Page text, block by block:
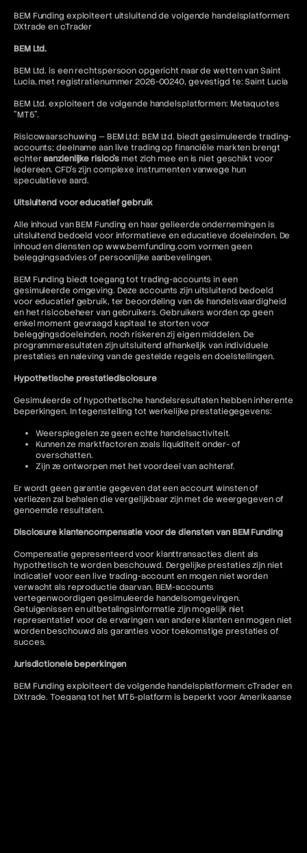
BEM Funding exploiteert uitsluitend de volgende handelsplatformen:
DXtrade en cTrader
BEM Ltd.
BEM Ltd. is een rechtspersoon opgericht naar de wetten van Saint
Lucia, met registratienummer 2026-00240, gevestigd te: Saint Lucia
BEM Ltd. exploiteert de volgende handelsplatformen: Metaquotes
"MT5".
Risicowaarschuwing — BEM Ltd: BEM Ltd. biedt gesimuleerde trading-
accounts; deelname aan live trading op financiële markten brengt
echteraanzienlijke risico'smet zich mee en is niet geschikt voor
iedereen. CFD's zijn complexe instrumenten vanwege hun
speculatieve aard.
Uitsluitend voor educatief gebruik
Alle inhoud van BEM Funding en haar gelieerde ondernemingen is
uitsluitend bedoeld voor informatieve en educatieve doeleinden. De
inhoud en diensten op www.bemfunding.com vormen geen
beleggingsadvies of persoonlijke aanbevelingen.
BEM Funding biedt toegang tot trading-accounts in een
gesimuleerde omgeving. Deze accounts zijn uitsluitend bedoeld
voor educatief gebruik, ter beoordeling van de handelsvaardigheid
en het risicobeheer van gebruikers. Gebruikers worden op geen
enkel moment gevraagd kapitaal te storten voor
beleggingsdoeleinden, noch riskeren zij eigen middelen. De
programmaresultaten zijn uitsluitend afhankelijk van individuele
prestaties en naleving van de gestelde regels en doelstellingen.
Hypothetische prestatiedisclosure
Gesimuleerde of hypothetische handelsresultaten hebben inherente
beperkingen. In tegenstelling tot werkelijke prestatiegegevens:
Weerspiegelen ze geen echte handelsactiviteit.
Kunnen ze marktfactoren zoals liquiditeit onder- of
overschatten.
Zijn ze ontworpen met het voordeel van achteraf.
Er wordt geen garantie gegeven dat een account winsten of
verliezen zal behalen die vergelijkbaar zijn met de weergegeven of
genoemde resultaten.
Disclosure klantencompensatie voor de diensten van BEM Funding
Compensatie gepresenteerd voor klanttransacties dient als
hypothetisch te worden beschouwd. Dergelijke prestaties zijn niet
indicatief voor een live trading-account en mogen niet worden
verwacht als reproductie daarvan. BEM-accounts
vertegenwoordigen gesimuleerde handelsomgevingen.
Getuigenissen en uitbetalingsinformatie zijn mogelijk niet
representatief voor de ervaringen van andere klanten en mogen niet
worden beschouwd als garanties voor toekomstige prestaties of
succes.
Jurisdictionele beperkingen
BEM Funding exploiteert de volgende handelsplatformen: cTrader en
DXtrade. Toegang tot het MT5-platform is beperkt voor Amerikaanse